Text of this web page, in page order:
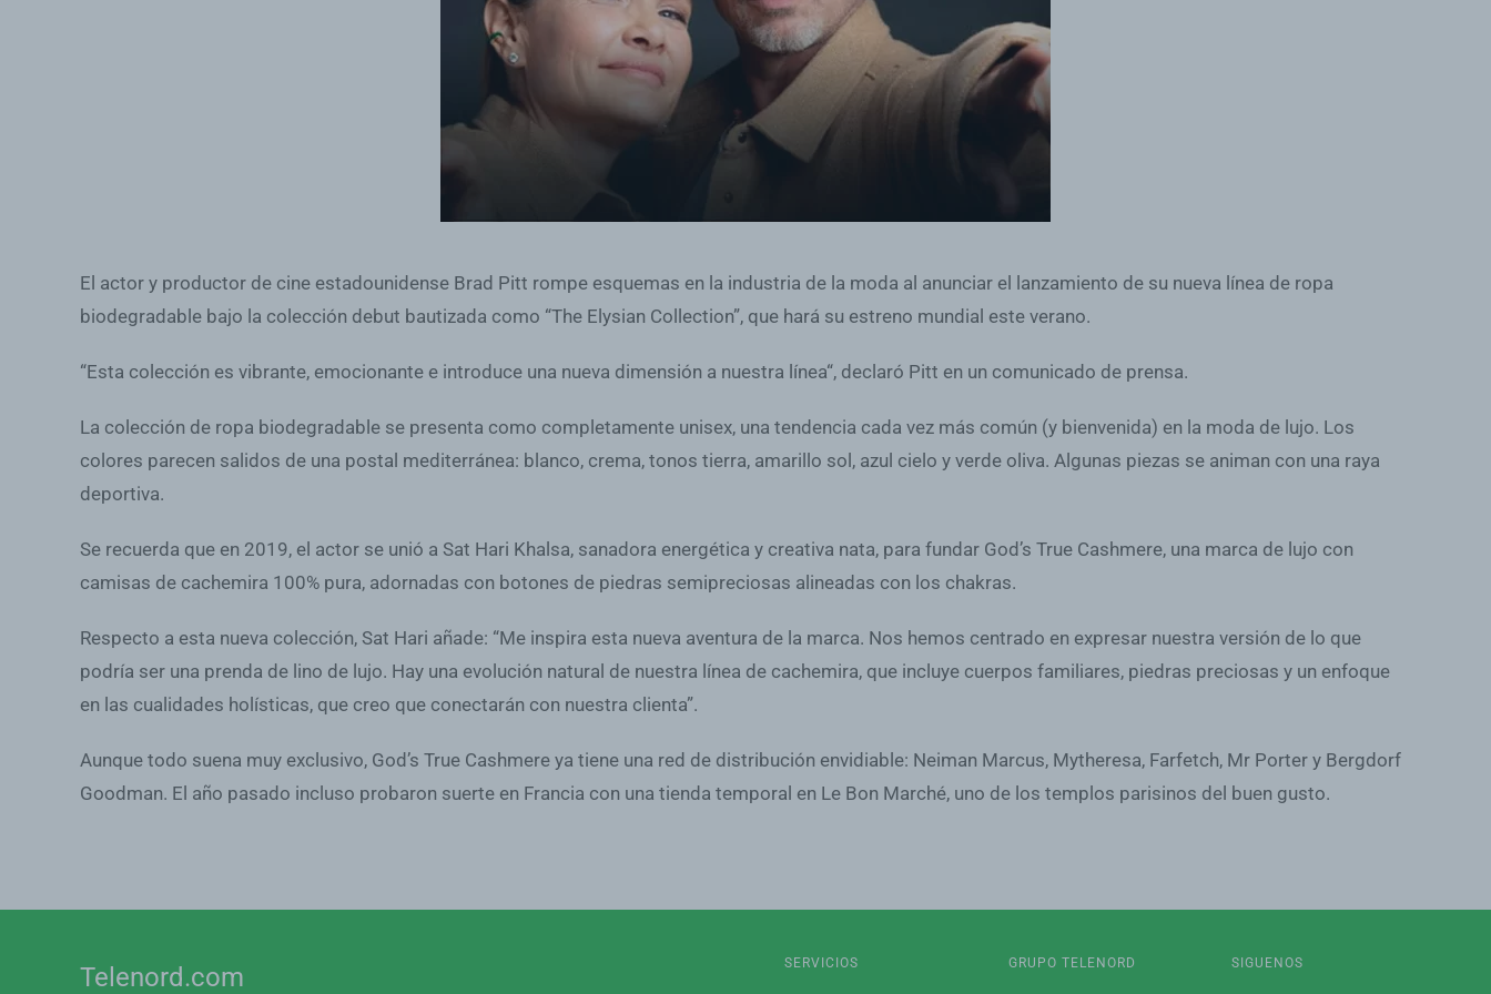
El actor y productor de cine estadounidense Brad Pitt rompe esquemas en la industria de la moda al anunciar el lanzamiento de su nueva línea de ropa
biodegradable bajo la colección debut bautizada como “The Elysian Collection”, que hará su estreno mundial este verano.
“Esta colección es vibrante, emocionante e introduce una nueva dimensión a nuestra línea“, declaró Pitt en un comunicado de prensa.
La colección de ropa biodegradable se presenta como completamente unisex, una tendencia cada vez más común (y bienvenida) en la moda de lujo. Los
colores parecen salidos de una postal mediterránea: blanco, crema, tonos tierra, amarillo sol, azul cielo y verde oliva. Algunas piezas se animan con una raya
deportiva.
Se recuerda que en 2019, el actor se unió a Sat Hari Khalsa, sanadora energética y creativa nata, para fundar God’s True Cashmere, una marca de lujo con
camisas de cachemira 100% pura, adornadas con botones de piedras semipreciosas alineadas con los chakras.
Respecto a esta nueva colección, Sat Hari añade: “Me inspira esta nueva aventura de la marca. Nos hemos centrado en expresar nuestra versión de lo que
podría ser una prenda de lino de lujo. Hay una evolución natural de nuestra línea de cachemira, que incluye cuerpos familiares, piedras preciosas y un enfoque
en las cualidades holísticas, que creo que conectarán con nuestra clienta”.
Aunque todo suena muy exclusivo, God’s True Cashmere ya tiene una red de distribución envidiable: Neiman Marcus, Mytheresa, Farfetch, Mr Porter y Bergdorf
Goodman. El año pasado incluso probaron suerte en Francia con una tienda temporal en Le Bon Marché, uno de los templos parisinos del buen gusto.
Telenord.com SERVICIOS GRUPO TELENORD SIGUENOS